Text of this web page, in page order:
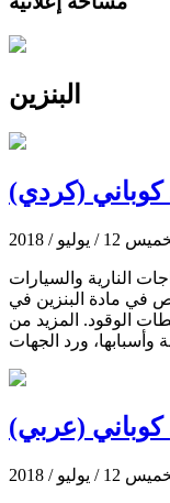
البنزين
كوباني (كردي)
12 / يوليو / 2018
النارية والسيارات
في مادة البنزين في
الوقود. المزيد من
كوباني (عربي)
12 / يوليو / 2018